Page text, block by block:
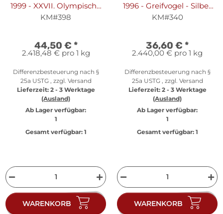
1999 - XXVII. Olympische
Sommerspiele 2000 in
KM#398
44,50 € *
2.418,48 € pro 1 kg
Differenzbesteuerung nach §
25a USTG , zzgl. Versand
Lieferzeit: 2 - 3 Werktage
(Ausland)
Ab Lager verfügbar:
1
Gesamt verfügbar:1
WARENKORB
1996 - Greifvogel - Silber
PP
KM#340
36,60 € *
2.440,00 € pro 1 kg
Differenzbesteuerung nach §
25a USTG , zzgl. Versand
Lieferzeit: 2 - 3 Werktage
(Ausland)
Ab Lager verfügbar:
1
Gesamt verfügbar:1
WARENKORB